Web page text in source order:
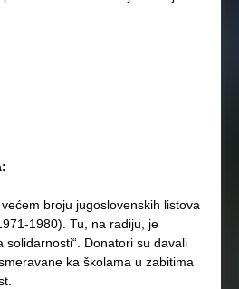
broju jugoslovenskih listova
1980). Tu, na radiju, je
solidarnosti“. Donatori su davali
ka školama u zabitima